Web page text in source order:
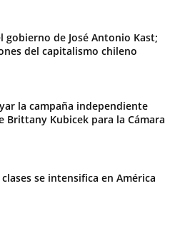
gobierno de José Antonio Kast;
del capitalismo chileno
la campaña independiente
Brittany Kubicek para la Cámara
se intensifica en América